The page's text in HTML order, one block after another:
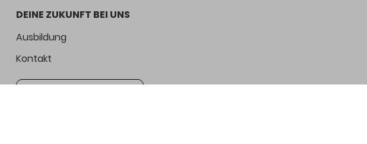
DEINE ZUKUNFT BEI UNS
Ausbildung
Kontakt